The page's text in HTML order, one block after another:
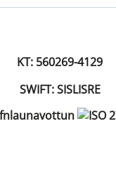
KT: 560269-4129
SWIFT: SISLISRE